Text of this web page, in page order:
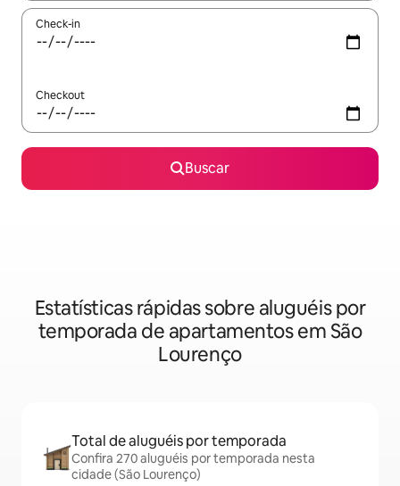
Check-in
Checkout
Buscar
Estatísticas rápidas sobre aluguéis por
temporada de apartamentos em São
Lourenço
Total de aluguéis por temporada
Confira 270 aluguéis por temporada nesta
cidade (São Lourenço)